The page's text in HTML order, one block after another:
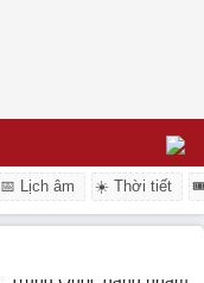
📅 Lịch âm ☀️ Thời tiết